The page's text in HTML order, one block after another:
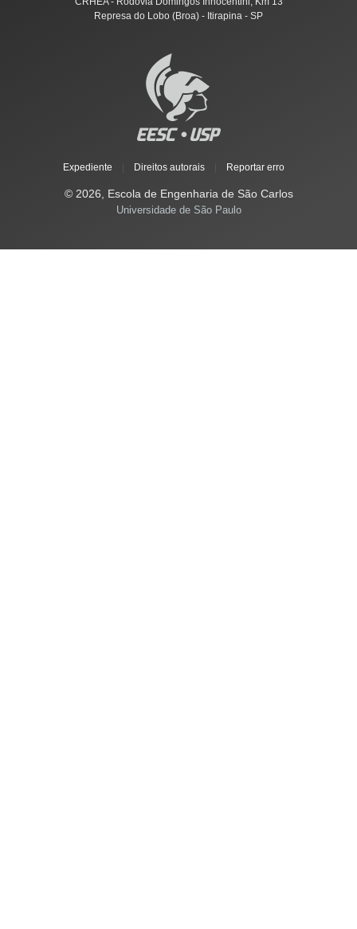
Represa do Lobo (Broa) - Itirapina - SP
Expediente Direitos autorais Reportar erro
© 2026, Escola de Engenharia de São Carlos
Universidade de São Paulo